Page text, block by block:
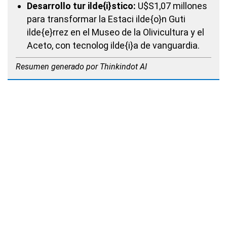
Desarrollo tur ilde{i}stico: U$S1,07 millones
para transformar la Estaci ilde{o}n Guti
ilde{e}rrez en el Museo de la Olivicultura y el
Aceto, con tecnolog ilde{i}a de vanguardia.
Resumen generado por Thinkindot AI